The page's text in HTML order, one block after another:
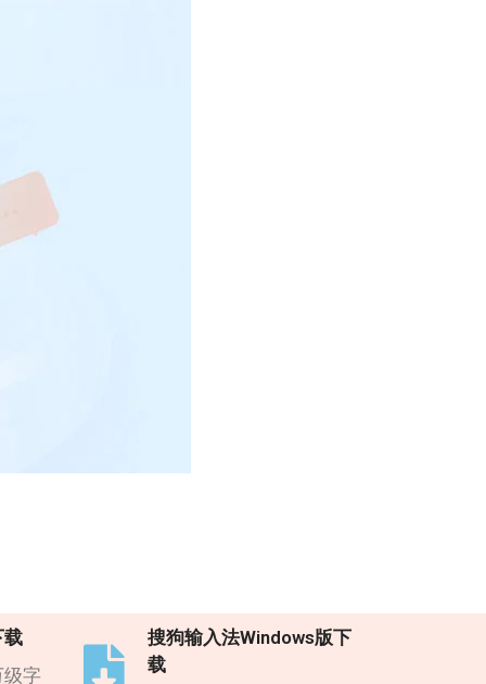
载
级字
搜狗输入法Windows版下
载